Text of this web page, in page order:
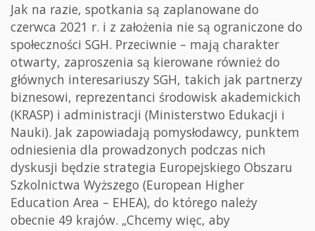
Jak na razie, spotkania są zaplanowane do
czerwca 2021 r. i z założenia nie są ograniczone do
społeczności SGH. Przeciwnie – mają charakter
otwarty, zaproszenia są kierowane również do
głównych interesariuszy SGH, takich jak partnerzy
biznesowi, reprezentanci środowisk akademickich
(KRASP) i administracji (Ministerstwo Edukacji i
Nauki). Jak zapowiadają pomysłodawcy, punktem
odniesienia dla prowadzonych podczas nich
dyskusji będzie strategia Europejskiego Obszaru
Szkolnictwa Wyższego (European Higher
Education Area – EHEA), do którego należy
obecnie 49 krajów. „Chcemy więc, aby